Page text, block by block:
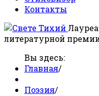
Контакты
литературной
Вы здесь:
Главная/
Поэзия/